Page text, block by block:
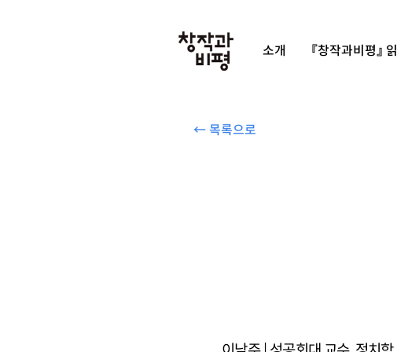
소개 『창작과비평』
← 목록으로